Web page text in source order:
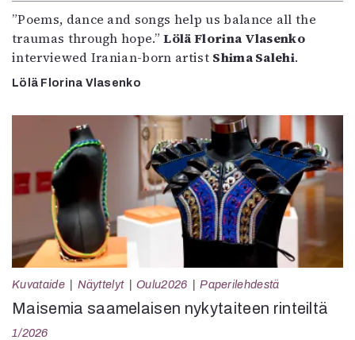
”Poems, dance and songs help us balance all the
traumas through hope.”Lölä Florina Vlasenko
interviewed Iranian-born artist Shima Salehi.
Lölä Florina Vlasenko
Kuvataide Näyttelyt Oulu2026 Paperilehdestä
Maisemia saamelaisen nykytaiteen rinteiltä
1/2026